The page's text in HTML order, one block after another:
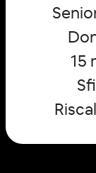
15